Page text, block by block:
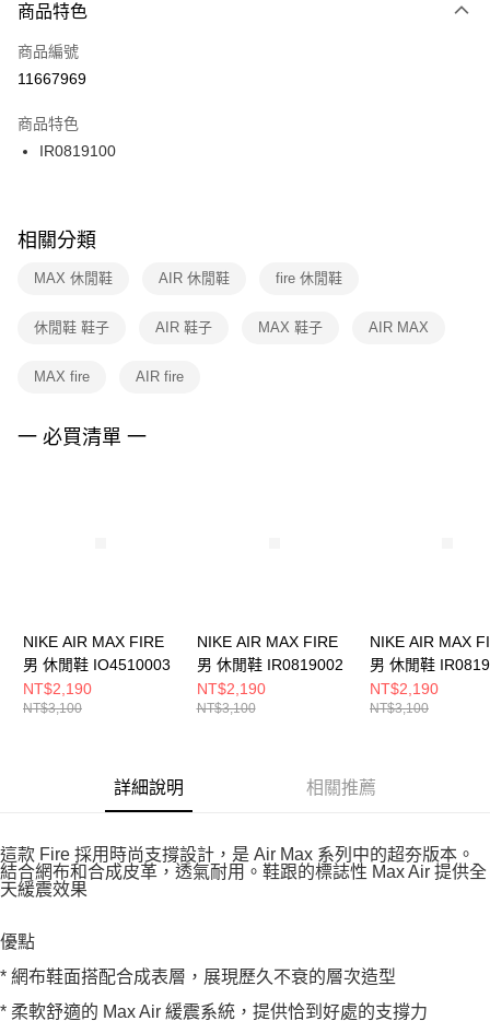
３．安心：先確認商品／服務後，再付款。
【「AFTEE先享後付」結帳流程】
１．於結帳方式選擇「AFTEE先享後付」後，將跳轉至「AFTEE先享後付」
２．訂單成立數日內，您將收到繳費通知簡訊。
３．收到繳費通知簡訊後14天內，點擊此簡訊中的連結，可透過四大超商／
ATM／網路銀行／等多元方式進行付款，方視為交易完成。
※ 交易是否成功請以「AFTEE先享後付 」之結帳頁面顯示為準，若有關於
是否繳費成功／繳費後需取消欲退款等相關疑問，請聯繫「AFTEE先享後付
客戶支援中心」
https://netprotections.freshdesk.com/support/home
１．透過由恩沛科技股份有限公司提供之「AFTEE先享後付」服務完成之交
權轉讓予恩沛科技股份有限公司。
３．未成年的使用者請事先徵得法定代理人或監護人之同意方可使用
「AFTEE先享後付」，若未經同意申辦者引起之損失，本公司不負相關責
每筆NT$100，滿NT$1,500(含以上)免運費
宅配
每筆NT$100，滿NT$1,500(含以上)免運費
付款後門市自取
每筆NT$100，滿NT$1,500(含以上)免運費
商品特色
商品編號
11667969
商品特色
IR0819100
相關分類
MAX 休閒鞋 AIR 休閒鞋 fire 休閒鞋
休閒鞋 鞋子 AIR 鞋子 MAX 鞋子 AIR MAX
MAX fire AIR fire
一 必買清單 一
NIKE AIR MAX FIRE
男 休閒鞋 IO4510003
NT$2,190
NT$3,100
NIKE AIR MAX FIRE
男 休閒鞋 IR0819002
NT$2,190
NT$3,100
NIKE AIR MAX
男 休閒鞋
NT$2,190
NT$3,100
詳細說明 相關推薦
這款 Fire 採用時尚支撐設計，是 Air Max 系列中的超夯版本。
結合網布和合成皮革，透氣耐用。鞋跟的標誌性 Max Air 提供全
天緩震效果
優點
* 網布鞋面搭配合成表層，展現歷久不衰的層次造型
* 柔軟舒適的 Max Air 緩震系統，提供恰到好處的支撐力